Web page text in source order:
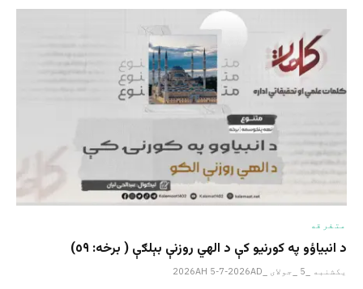
متفرقه
د انبیاؤو په کورنیو کې د الهي روزنې بېلګې ( برخه: ٥٩)
یکشنبه _5 _جولای _2026AH 5-7-2026AD